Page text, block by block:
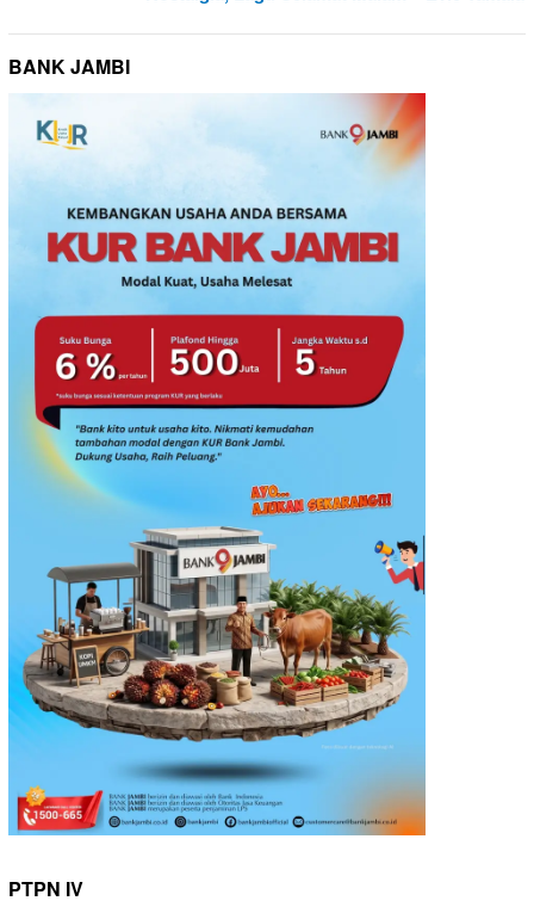
BANK JAMBI
PTPN IV